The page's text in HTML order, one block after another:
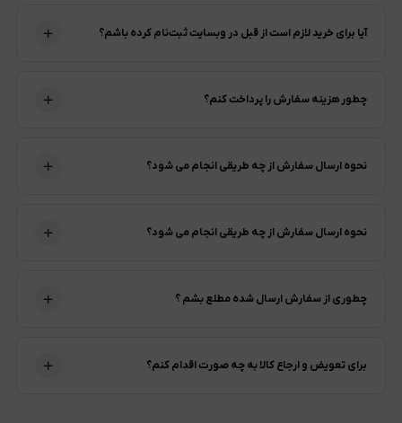
آیا برای خرید لازم است از قبل در وبسایت ثبت‌نام کرده باشم؟
چطور هزینه سفارش را پرداخت کنم؟
نحوه ارسال سفارش از چه طریقی انجام می شود؟
نحوه ارسال سفارش از چه طریقی انجام می شود؟
چطوری از سفارش ارسال شده مطلع بشم ؟
برای تعویض و ارجاع کالا به چه صورت اقدام کنم؟